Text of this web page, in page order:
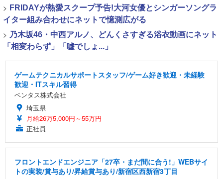
> FRIDAYが熱愛スクープ予告!大河女優とシンガーソングラ
イター組み合わせにネットで憶測広がる
> 乃木坂46・中西アルノ、どんくさすぎる浴衣動画にネット
「相変わらず」「嘘でしょ...」
ゲームテクニカルサポートスタッフ/ゲーム好き歓迎・未経験
歓迎・ITスキル習得
ベンタス株式会社
埼玉県
月給26万5,000円～55万円
正社員
フロントエンドエンジニア「27卒・まだ間に合う!」WEBサイ
トの実装/賞与あり/昇給賞与あり/新宿区西新宿3丁目